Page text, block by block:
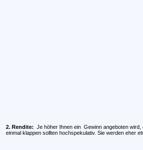
2. Rendite: Je höher Ihnen ein Gewinn angeboten
einmal klappen sollten hochspekulativ. Sie werden eher